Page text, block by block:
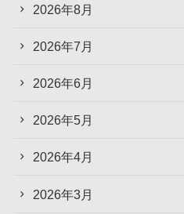
2026年8月
2026年7月
2026年6月
2026年5月
2026年4月
2026年3月